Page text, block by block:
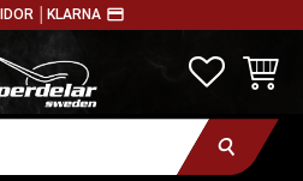
│ KLARNA payment